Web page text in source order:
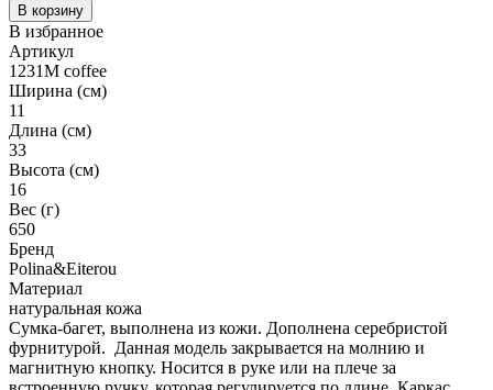
В корзину
В избранное
Артикул
1231M coffee
Ширина (см)
11
Длина (см)
33
Высота (см)
16
Вес (г)
650
Бренд
Polina&Eiterou
Материал
натуральная кожа
Сумка-багет, выполнена из кожи. Дополнена серебристой
фурнитурой. Данная модель закрывается на молнию и
магнитную кнопку. Носится в руке или на плече за